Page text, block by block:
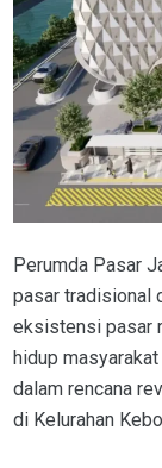
Perumda Pasar
pasar tradisional
eksistensi pasar
hidup
dalam rencana
di Kelurahan